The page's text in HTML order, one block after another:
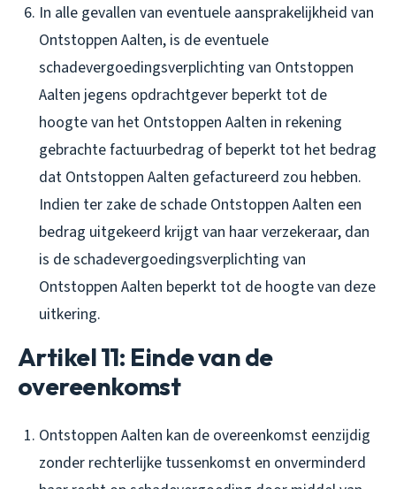
In alle gevallen van eventuele aansprakelijkheid van
Ontstoppen Aalten, is de eventuele
schadevergoedingsverplichting van Ontstoppen
Aalten jegens opdrachtgever beperkt tot de
hoogte van het Ontstoppen Aalten in rekening
gebrachte factuurbedrag of beperkt tot het bedrag
dat Ontstoppen Aalten gefactureerd zou hebben.
Indien ter zake de schade Ontstoppen Aalten een
bedrag uitgekeerd krijgt van haar verzekeraar, dan
is de schadevergoedingsverplichting van
Ontstoppen Aalten beperkt tot de hoogte van deze
uitkering.
Artikel 11: Einde van de
overeenkomst
Ontstoppen Aalten kan de overeenkomst eenzijdig
zonder rechterlijke tussenkomst en onverminderd